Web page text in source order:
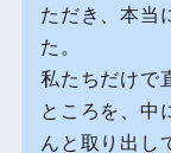
ただき、本当
た。
私たちだけで
ところを、中
んと取り出し